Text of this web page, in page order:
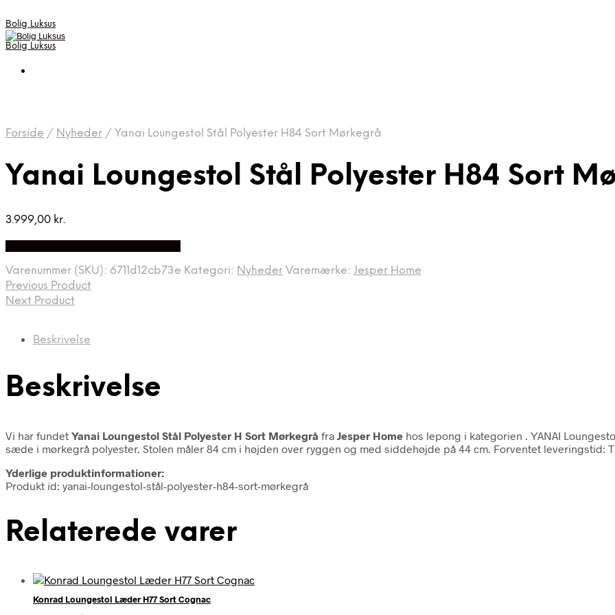
Bolig Luksus
Bolig Luksus
Forside / Nyheder / Yanai Loungestol Stål Polyester H84 Sort Mørkegrå
Yanai Loungestol Stål Polyester H84 Sort
3.999,00 kr.
Varenummer (SKU): 6711d12cb73e Kategori: Nyheder Varemærke: Jesper Home
Previous Product
Next Product
Beskrivelse
Beskrivelse
Vi har fundet Yanai Loungestol Stål Polyester H Sort Mørkegrå fra Jesper Home hos lepong i kategorien
. YANAI
sæde i mørkegrå polyester. Stolen måler 84 cm i højden over ryggen og med siddehøjde på 44 cm. Forventet leveringstid:
Yderlige produktinformationer:
Produkt id: yanai-loungestol-stål-polyester-h84-sort-mørkegrå
Relaterede varer
Konrad Loungestol Læder H77 Sort Cognac